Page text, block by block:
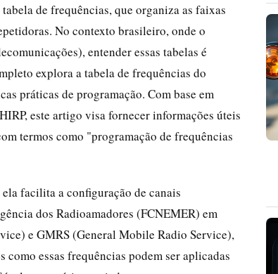
de frequências, que organiza as faixas
No contexto brasileiro, onde o
entender essas tabelas é
explora a tabela de frequências do
práticas de programação. Com base em
este artigo visa fornecer informações úteis
termos como "programação de frequências
facilita a configuração de canais
dos Radioamadores (FCNEMER) em
e GMRS (General Mobile Radio Service),
essas frequências podem ser aplicadas